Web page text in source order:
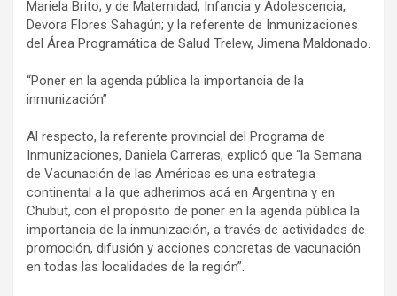
Mariela Brito; y de Maternidad, Infancia y Adolescencia,
Devora Flores Sahagún; y la referente de Inmunizaciones
del Área Programática de Salud Trelew, Jimena Maldonado.
“Poner en la agenda pública la importancia de la
inmunización”
Al respecto, la referente provincial del Programa de
Inmunizaciones, Daniela Carreras, explicó que “la Semana
de Vacunación de las Américas es una estrategia
continental a la que adherimos acá en Argentina y en
Chubut, con el propósito de poner en la agenda pública la
importancia de la inmunización, a través de actividades de
promoción, difusión y acciones concretas de vacunación
en todas las localidades de la región”.